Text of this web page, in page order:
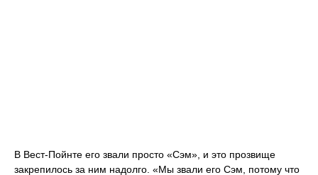
В Вест-Пойнте его звали просто «Сэм», и это прозвище
закрепилось за ним надолго. «Мы звали его Сэм, потому что